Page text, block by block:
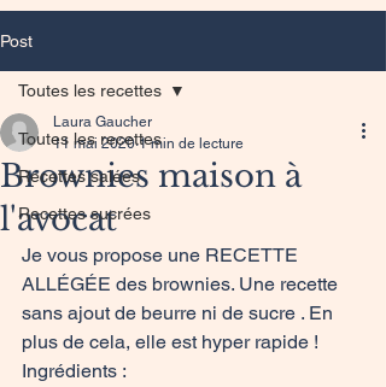
Post
Toutes les recettes
Recettes salées
Recettes sucrées
Toutes les recettes
Brownies maison à
l'avocat
Laura Gaucher
11 mai 2020 1 min de lecture
Je vous propose une RECETTE
ALLÉGÉE des brownies. Une recette
sans ajout de beurre ni de sucre . En
plus de cela, elle est hyper rapide !
Ingrédients :